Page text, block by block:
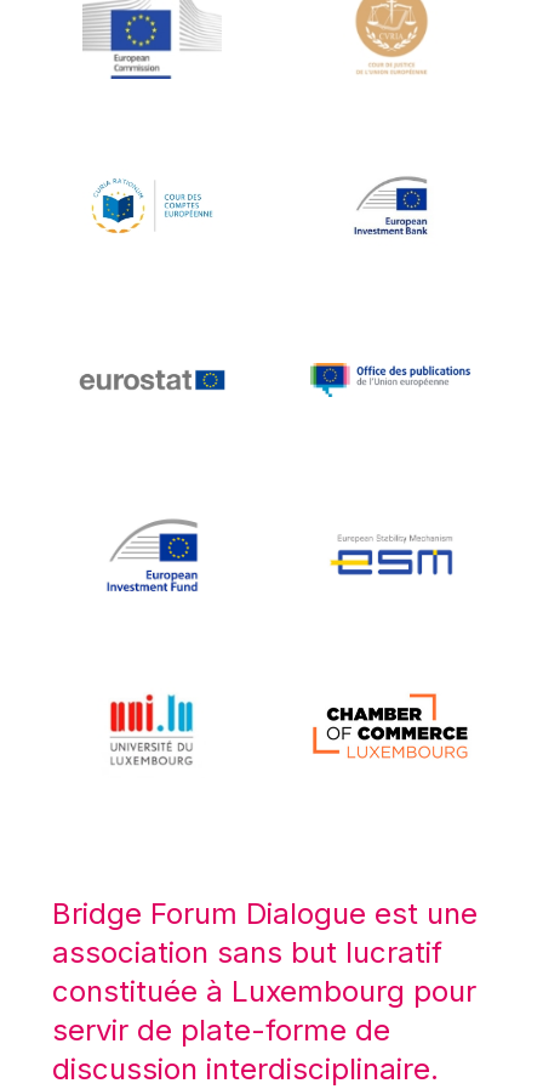
Jean-Louis Schiltz
Jean-Victor Louis
Johnny Åkerholm
Katharien L.C. Hunt
Klaus-Heiner Lehne
Koen LENAERTS
Lars Heikensten
Lucas Papademos
Máire Geoghegan-Quinn
Mario Centeno
Mario Monti
Maroš ŠEFČOVIČ
Martin Bailey
Martine Reicherts
Bridge Forum Dialogue est une
association sans but lucratif
constituée à Luxembourg pour
servir de plate-forme de
discussion interdisciplinaire.